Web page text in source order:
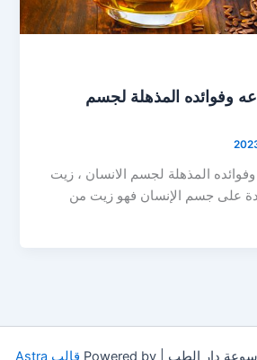
وفوائده المذهلة لجسم
وفوائده المذهلة لجسم الانسان ، زيت
على جسم الإنسان فهو زيت من
قالب Astra